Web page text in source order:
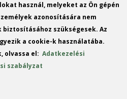
További hírek »
használ, melyeket az Ön gépén
azonosítására nem
szükségesek. Az
a cookie-k használatába.
olvassa el:Adatkezelési
szabályzat